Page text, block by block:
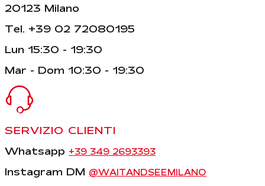
20123 Milano
Tel. +39 02 72080195
Lun 15:30 - 19:30
Mar - Dom 10:30 - 19:30
SERVIZIO CLIENTI
Whatsapp +39 349 2693393
Instagram DM @WAITANDSEEMILANO